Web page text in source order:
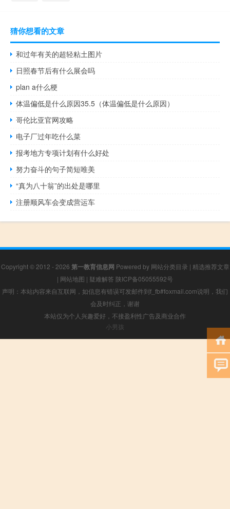
猜你想看的文章
和过年有关的超轻粘土图片
日照春节后有什么展会吗
plan a什么梗
体温偏低是什么原因35.5（体温偏低是什么原因）
哥伦比亚官网攻略
电子厂过年吃什么菜
报考地方专项计划有什么好处
努力奋斗的句子简短唯美
“真为八十翁”的出处是哪里
注册顺风车会变成营运车
Copyright © 2012 - 2026 第一教育信息网 Powered by 网站分类目录 | 精选推荐文章
| 网站地图 | 疑难解答 陕ICP备05055592号
声明：本站内容来自互联网，如信息有错误可发邮件到f_fb#foxmail.com说明，我们
会及时纠正，谢谢
本站仅为个人兴趣爱好，不接盈利性广告及商业合作
小男孩